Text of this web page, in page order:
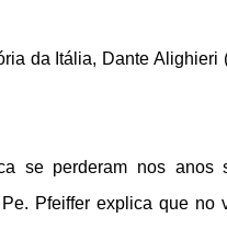
da Itália, Dante
se perderam nos
Pfeiffer explica que